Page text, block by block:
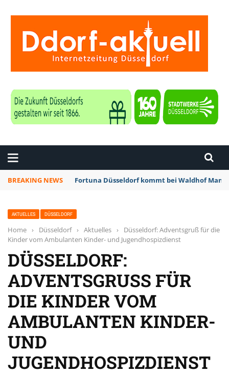
BREAKING NEWS Fortuna Düsseldorf kommt bei Waldhof
AKTUELLES DÜSSELDORF
Home › Düsseldorf › Aktuelles ›
Düsseldorf: Adventsgruß für die
Kinder vom Ambulanten Kinder- und Jugendhospizdienst
DÜSSELDORF:
ADVENTSGRUSS FÜR D
IE KINDER VOM A
MBULANTEN KINDER- U
ND J
UGENDHOSPIZDIENST